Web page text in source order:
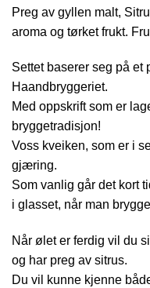
Preg av gyllen malt,
aroma og tørket frukt.
Settet baserer seg på
Haandbryggeriet.
Med oppskrift som er
bryggetradisjon!
Voss kveiken, som er i
gjæring.
Som vanlig går det kort
i glasset, når man
Når ølet er ferdig vil du
og har preg av sitrus.
Du vil kunne kjenne